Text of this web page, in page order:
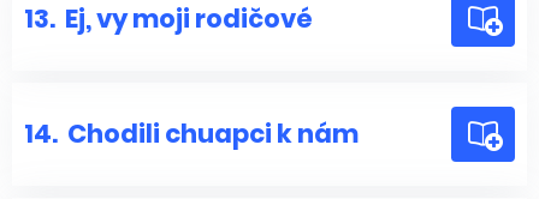
13. Ej, vy moji rodičové
14. Chodili chuapci k nám